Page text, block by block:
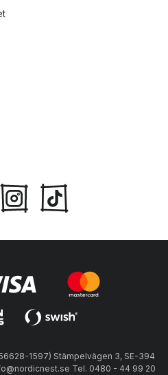
1597) Stämpelvägen 3, SE-394
Tel. 0480 - 44 99 20